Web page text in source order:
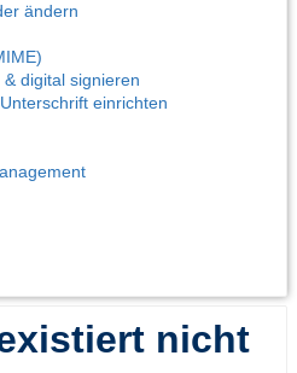
ändern
digital signieren
einrichten
nicht